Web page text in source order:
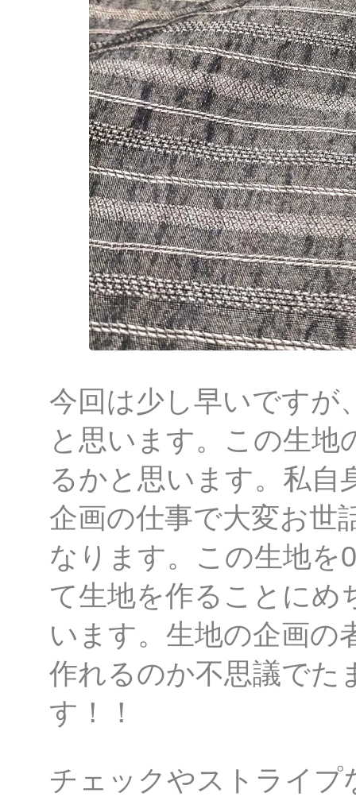
今回は少し早いですが
と思います。この生
るかと思います。私自
企画の仕事で大変お世
なります。この生地を
て生地を作ることにめ
います。生地の企画の
作れるのか不思議でた
す！！
チェックやストライプ